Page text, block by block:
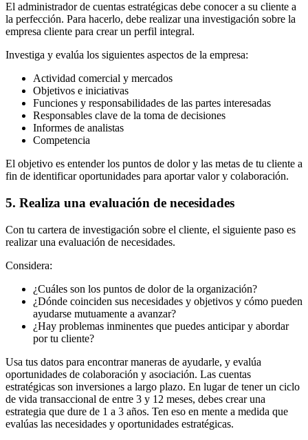
El administrador de cuentas estratégicas debe conocer a su cliente a
la perfección. Para hacerlo, debe realizar una investigación sobre la
empresa cliente para crear un perfil integral.
Investiga y evalúa los siguientes aspectos de la empresa:
Actividad comercial y mercados
Objetivos e iniciativas
Funciones y responsabilidades de las partes interesadas
Responsables clave de la toma de decisiones
Informes de analistas
Competencia
El objetivo es entender los puntos de dolor y las metas de tu cliente a
fin de identificar oportunidades para aportar valor y colaboración.
5. Realiza una evaluación de necesidades
Con tu cartera de investigación sobre el cliente, el siguiente paso es
realizar una evaluación de necesidades.
Considera:
¿Cuáles son los puntos de dolor de la organización?
¿Dónde coinciden sus necesidades y objetivos y cómo pueden
ayudarse mutuamente a avanzar?
¿Hay problemas inminentes que puedes anticipar y abordar
por tu cliente?
Usa tus datos para encontrar maneras de ayudarle, y evalúa
oportunidades de colaboración y asociación. Las cuentas
estratégicas son inversiones a largo plazo. En lugar de tener un ciclo
de vida transaccional de entre 3 y 12 meses, debes crear una
estrategia que dure de 1 a 3 años. Ten eso en mente a medida que
evalúas las necesidades y oportunidades estratégicas.